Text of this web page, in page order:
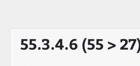
55.3.4.6 (55 >